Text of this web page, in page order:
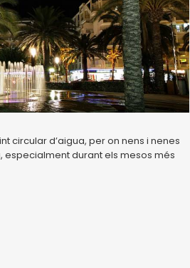
circular d’aigua, per on nens i nenes
especialment durant els mesos més